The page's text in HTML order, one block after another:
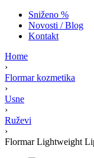
Sniženo %
Novosti / Blog
Kontakt
Home
›
Flormar kozmetika
›
Usne
›
Ruževi
›
Flormar Lightweight